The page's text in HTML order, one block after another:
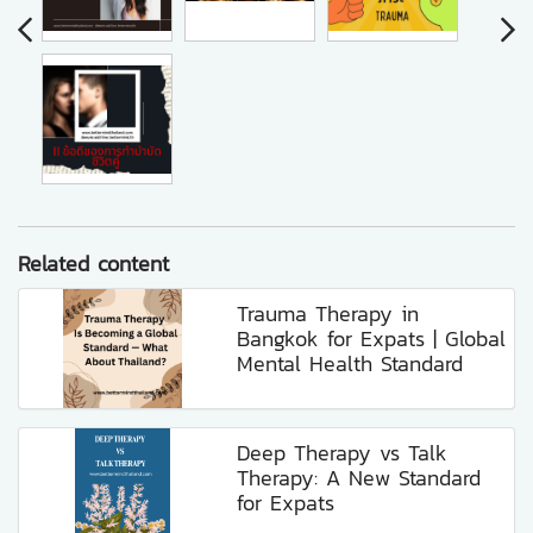
Related content
Trauma Therapy in
Bangkok for Expats | Global
Mental Health Standard
Deep Therapy vs Talk
Therapy: A New Standard
for Expats